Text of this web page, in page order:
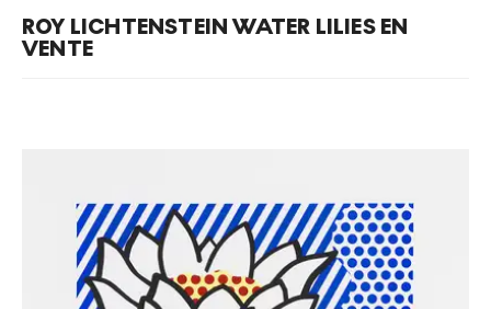
ROY LICHTENSTEIN WATER LILIES EN
VENTE